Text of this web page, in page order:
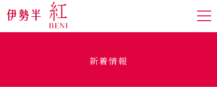
新着情報